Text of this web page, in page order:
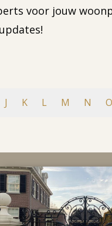
voor jouw
J K L M N O